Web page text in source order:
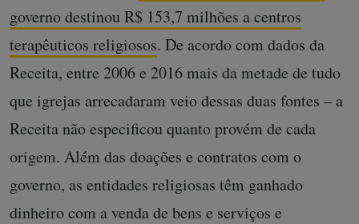
governo destinou R$ 153,7 milhões a centros
terapêuticos religiosos. De acordo com dados da
Receita, entre 2006 e 2016 mais da metade de tudo
que igrejas arrecadaram veio dessas duas fontes – a
Receita não especificou quanto provém de cada
origem. Além das doações e contratos com o
governo, as entidades religiosas têm ganhado
dinheiro com a venda de bens e serviços e